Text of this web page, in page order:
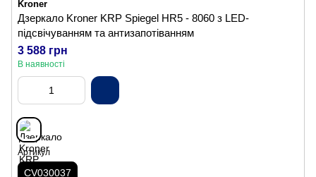
Kroner
Дзеркало Kroner KRP Spiegel HR5 - 8060 з LED-
підсвічуванням та антизапотіванням
3 588 грн
В наявності
Артикул
CV030037